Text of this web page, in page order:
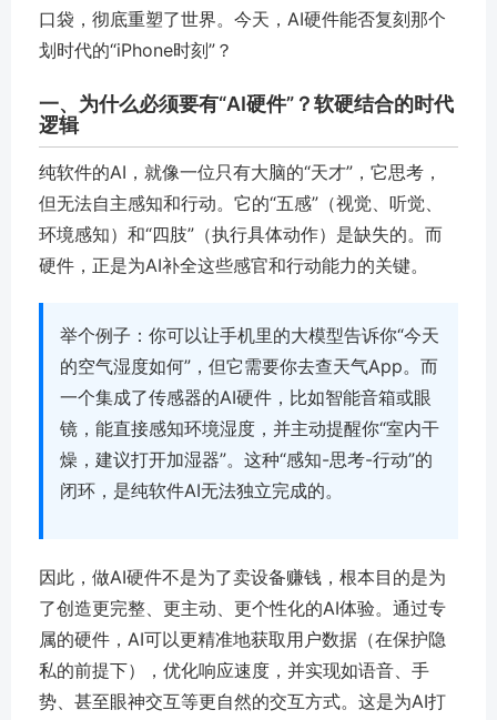
口袋，彻底重塑了世界。今天，AI硬件能否复刻那个
划时代的“iPhone时刻”？
一、为什么必须要有“AI硬件”？软硬结合的时代
逻辑
纯软件的AI，就像一位只有大脑的“天才”，它思考，
但无法自主感知和行动。它的“五感”（视觉、听觉、
环境感知）和“四肢”（执行具体动作）是缺失的。而
硬件，正是为AI补全这些感官和行动能力的关键。
举个例子：你可以让手机里的大模型告诉你“今天
的空气湿度如何”，但它需要你去查天气App。而
一个集成了传感器的AI硬件，比如智能音箱或眼
镜，能直接感知环境湿度，并主动提醒你“室内干
燥，建议打开加湿器”。这种“感知-思考-行动”的
闭环，是纯软件AI无法独立完成的。
因此，做AI硬件不是为了卖设备赚钱，根本目的是为
了创造更完整、更主动、更个性化的AI体验。通过专
属的硬件，AI可以更精准地获取用户数据（在保护隐
私的前提下），优化响应速度，并实现如语音、手
势、甚至眼神交互等更自然的交互方式。这是为AI打